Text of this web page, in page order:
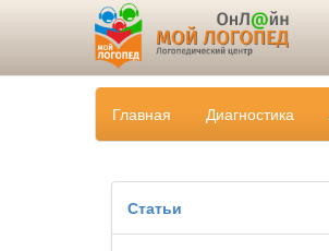
Главная Диагностика
Статьи